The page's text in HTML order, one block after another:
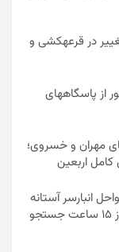
در قرعهکشی و
از پاسگاههای
به مرزهای مهران و خسروی؛
اربعین
انبارسر آستانه
اشرفیه؛ پیکر دانش‌آموز ۱۲ ساله پس از ۱۵ ساعت جستجو